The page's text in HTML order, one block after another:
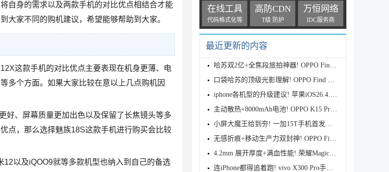
自身的需求以及两款手机的对比优点相结合才能
大家不同的购机建议，希望能够帮助到大家。
这款手机的对比优点主要表现在机身更薄、电
多个方面。如果大家比较在意以上几点购机因
好、屏幕质量更加出色以及保留了长焦镜头等多
点，那么选择魅族18S这款手机进行购买会比较
以及iQOO9就等多款机型也纳入到自己的备选
在线工具
代码格式化等
高防CDN
T级 防护
万恒网络
IDC服务商
最近更新的内容
哈苏双2亿+全焦段旅拍神器! OPPO Find X9s Pro首发全
口袋哈苏的顶级光影理解! OPPO Find X9 Ultra首发评测
iphone各机型的升级建议! 苹果iOS26.4.1正式版续航测
主动散热+8000mAh电池! OPPO K15 Pro首发评测
小屏大魔王给到夯! 一加15T手机首发测评
无感折痕+移动生产力双封神! OPPO Find N6首发测评
4.2mm 展开厚度+满血性能! 荣耀Magic V6首发测评
连iPhone都得追着跑! vivo X300 Pro手机首发评测